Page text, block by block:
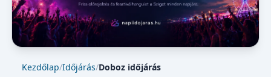
Kezdőlap/Időjárás/Doboz időjárás